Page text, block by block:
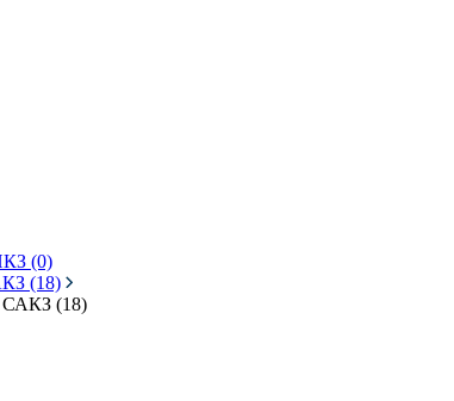
(0)
(18)
САКЗ (18)